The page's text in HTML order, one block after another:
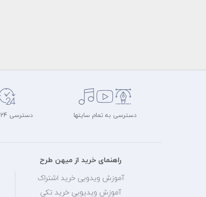
دسترسی به تمام سایتها دسترسی 24 ساعته
راهنمای خرید از میهن طرح
آموزش ویدویی خرید اشتراک
آموزش ویدیویی خرید تکی